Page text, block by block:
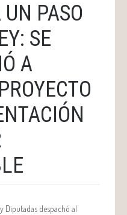
UN PASO
SE
A
Diputadas despachó al